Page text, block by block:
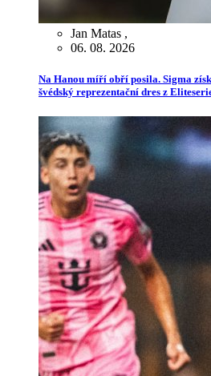
Jan Matas ,
06. 08. 2026
Na Hanou míří obří posila. Sigma
švédský reprezentační dres z